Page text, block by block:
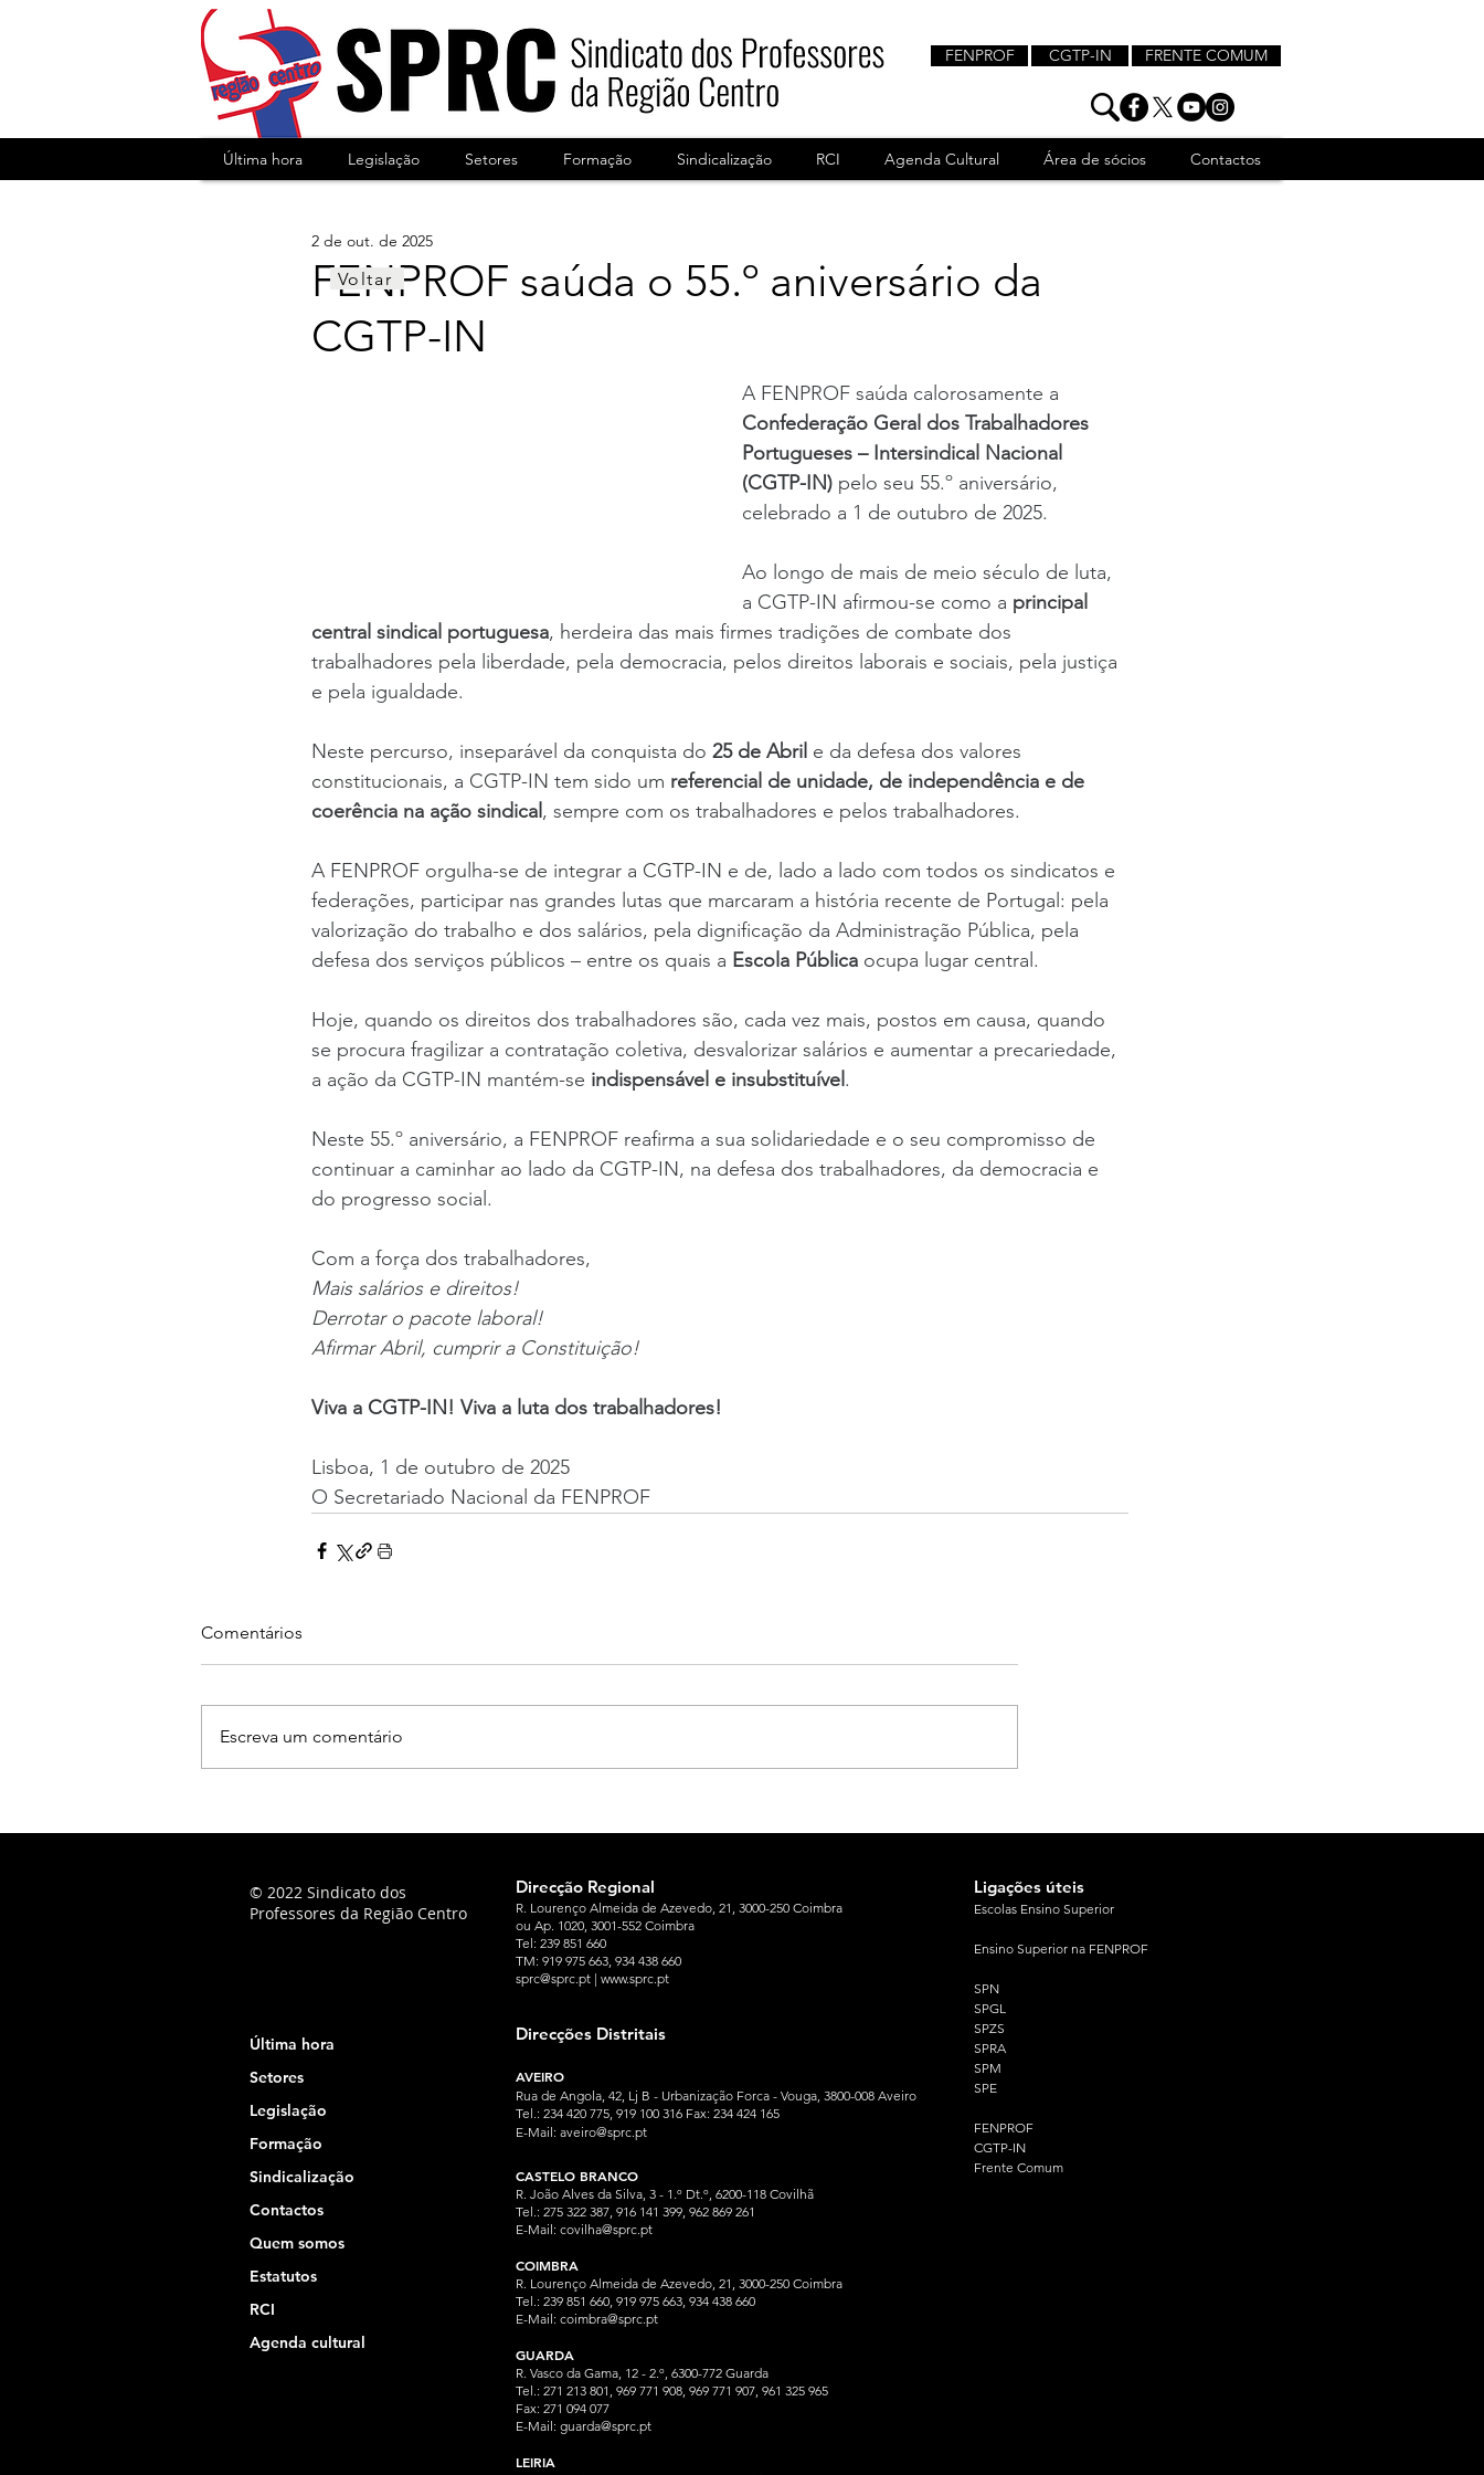
FENPROF CGTP-IN FRENTE COMUM
Última hora Legislação Setores Formação Sindicalização RCI Agenda Cultural Área de sócios Contactos
FENPROF saúda o 55.º aniversário da
CGTP-IN
2 de out. de 2025
A FENPROF saúda calorosamente a
Confederação Geral dos Trabalhadores
Portugueses – Intersindical Nacional
(CGTP-IN) pelo seu 55.º aniversário,
celebrado a 1 de outubro de 2025.
Ao longo de mais de meio século de luta,
a CGTP-IN afirmou-se como a principal
central sindical portuguesa, herdeira das mais firmes tradições de combate dos
trabalhadores pela liberdade, pela democracia, pelos direitos laborais e sociais, pela justiça
e pela igualdade.
Neste percurso, inseparável da conquista do 25 de Abril e da defesa dos valores
constitucionais, a CGTP-IN tem sido um referencial de unidade, de independência e de
coerência na ação sindical , sempre com os trabalhadores e pelos trabalhadores.
A FENPROF orgulha-se de integrar a CGTP-IN e de, lado a lado com todos os sindicatos e
federações, participar nas grandes lutas que marcaram a história recente de Portugal: pela
valorização do trabalho e dos salários, pela dignificação da Administração Pública, pela
defesa dos serviços públicos – entre os quais a Escola Pública ocupa lugar central.
Hoje, quando os direitos dos trabalhadores são, cada vez mais, postos em causa, quando
se procura fragilizar a contratação coletiva, desvalorizar salários e aumentar a precariedade,
a ação da CGTP-IN mantém-se indispensável e insubstituível .
Neste 55.º aniversário, a FENPROF reafirma a sua solidariedade e o seu compromisso de
continuar a caminhar ao lado da CGTP-IN, na defesa dos trabalhadores, da democracia e
do progresso social.
Com a força dos trabalhadores,
Mais salários e direitos!
Derrotar o pacote laboral!
Afirmar Abril, cumprir a Constituição!
Viva a CGTP-IN! Viva a luta dos trabalhadores!
Lisboa, 1 de outubro de 2025
O Secretariado Nacional da FENPROF
Comentários
Escreva um comentário
Voltar
© 2022 Sindicato dos
Professores da Região Centro
Direcção Regional
R. Lourenço Almeida de Azevedo, 21, 3000-250 Coimbra
ou Ap. 1020, 3001-552 Coimbra
Tel: 239 851 660
TM: 919 975 663, 934 438 660
sprc@sprc.pt | www.sprc.pt
Última hora
Setores
Legislação
Formação
Sindicalização
Contactos
Quem somos
Estatutos
RCI
Agenda cultural
Direcções Distritais
AVEIRO
Rua de Angola, 42, Lj B - Urbanização Forca - Vouga, 3800-008 Aveiro
Tel.: 234 420 775, 919 100 316 Fax: 234 424 165
E-Mail: aveiro@sprc.pt
CASTELO BRANCO
R. João Alves da Silva, 3 - 1.º Dt.º, 6200-118 Covilhã
Tel.: 275 322 387, 916 141 399, 962 869 261
E-Mail: covilha@sprc.pt
COIMBRA
R. Lourenço Almeida de Azevedo, 21, 3000-250 Coimbra
Tel.: 239 851 660, 919 975 663, 934 438 660
E-Mail: coimbra@sprc.pt
GUARDA
R. Vasco da Gama, 12 - 2.º, 6300-772 Guarda
Tel.: 271 213 801, 969 771 908, 969 771 907, 961 325 965
Fax: 271 094 077
E-Mail: guarda@sprc.pt
LEIRIA
Ligações úteis
Escolas Ensino Superior
Ensino Superior na FENPROF
SPN
SPGL
SPZS
SPRA
SPM
SPE
FENPROF
CGTP-IN
Frente Comum